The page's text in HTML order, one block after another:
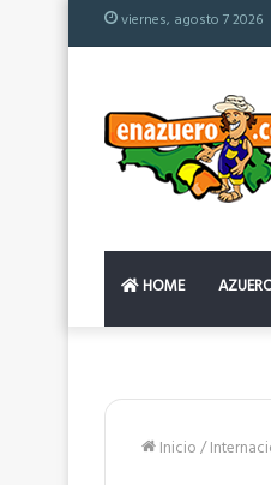
viernes, agosto 7 2026
HOME
Inicio/